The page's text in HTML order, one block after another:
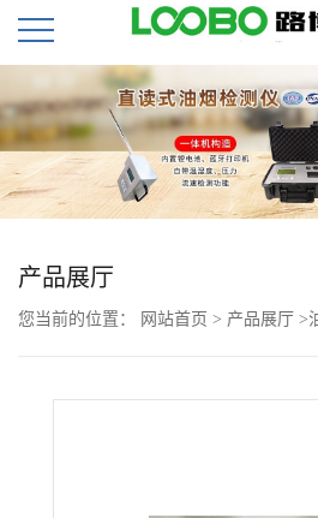
公
司
首
页
公
产品展厅
您当前的位置： 网站首页 > 产品展厅 >